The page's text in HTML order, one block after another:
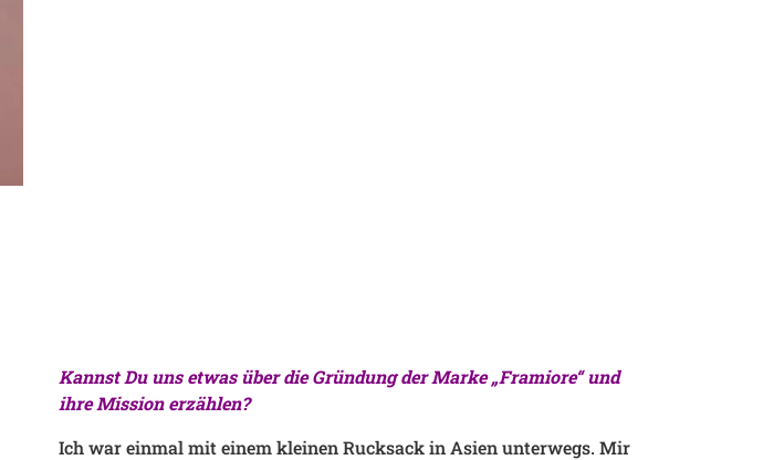
Kannst Du uns etwas über die Gründung der Marke „Framiore“ und
ihre Mission erzählen?
Ich war einmal mit einem kleinen Rucksack in Asien unterwegs. Mir